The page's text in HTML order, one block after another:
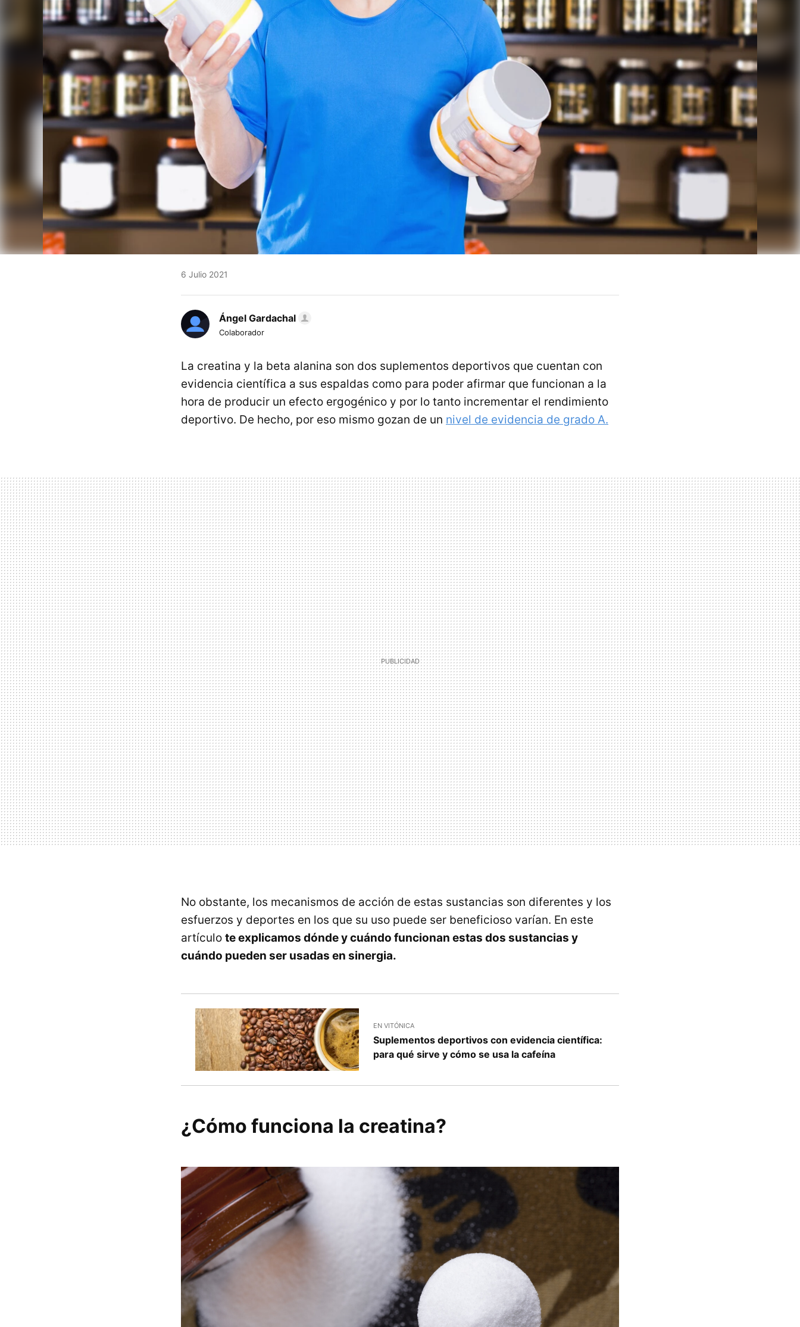
6 Julio 2021
Ángel Gardachal
Colaborador
La creatina y la beta alanina son dos suplementos deportivos que cuentan con
evidencia científica a sus espaldas como para poder afirmar que funcionan a la
hora de producir un efecto ergogénico y por lo tanto incrementar el rendimiento
deportivo. De hecho, por eso mismo gozan de un nivel de evidencia de grado A.
No obstante, los mecanismos de acción de estas sustancias son diferentes y los
esfuerzos y deportes en los que su uso puede ser beneficioso varían. En este
artículo te explicamos dónde y cuándo funcionan estas dos sustancias y
cuándo pueden ser usadas en sinergia.
EN VITÓNICA
Suplementos deportivos con evidencia científica:
para qué sirve y cómo se usa la cafeína
¿Cómo funciona la creatina?